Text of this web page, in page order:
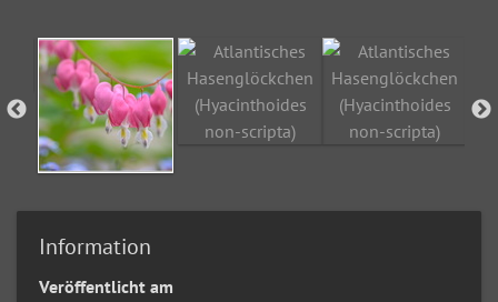
Information
Veröffentlicht am